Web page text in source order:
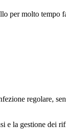
per molto tempo
regolare,
e la gestione dei